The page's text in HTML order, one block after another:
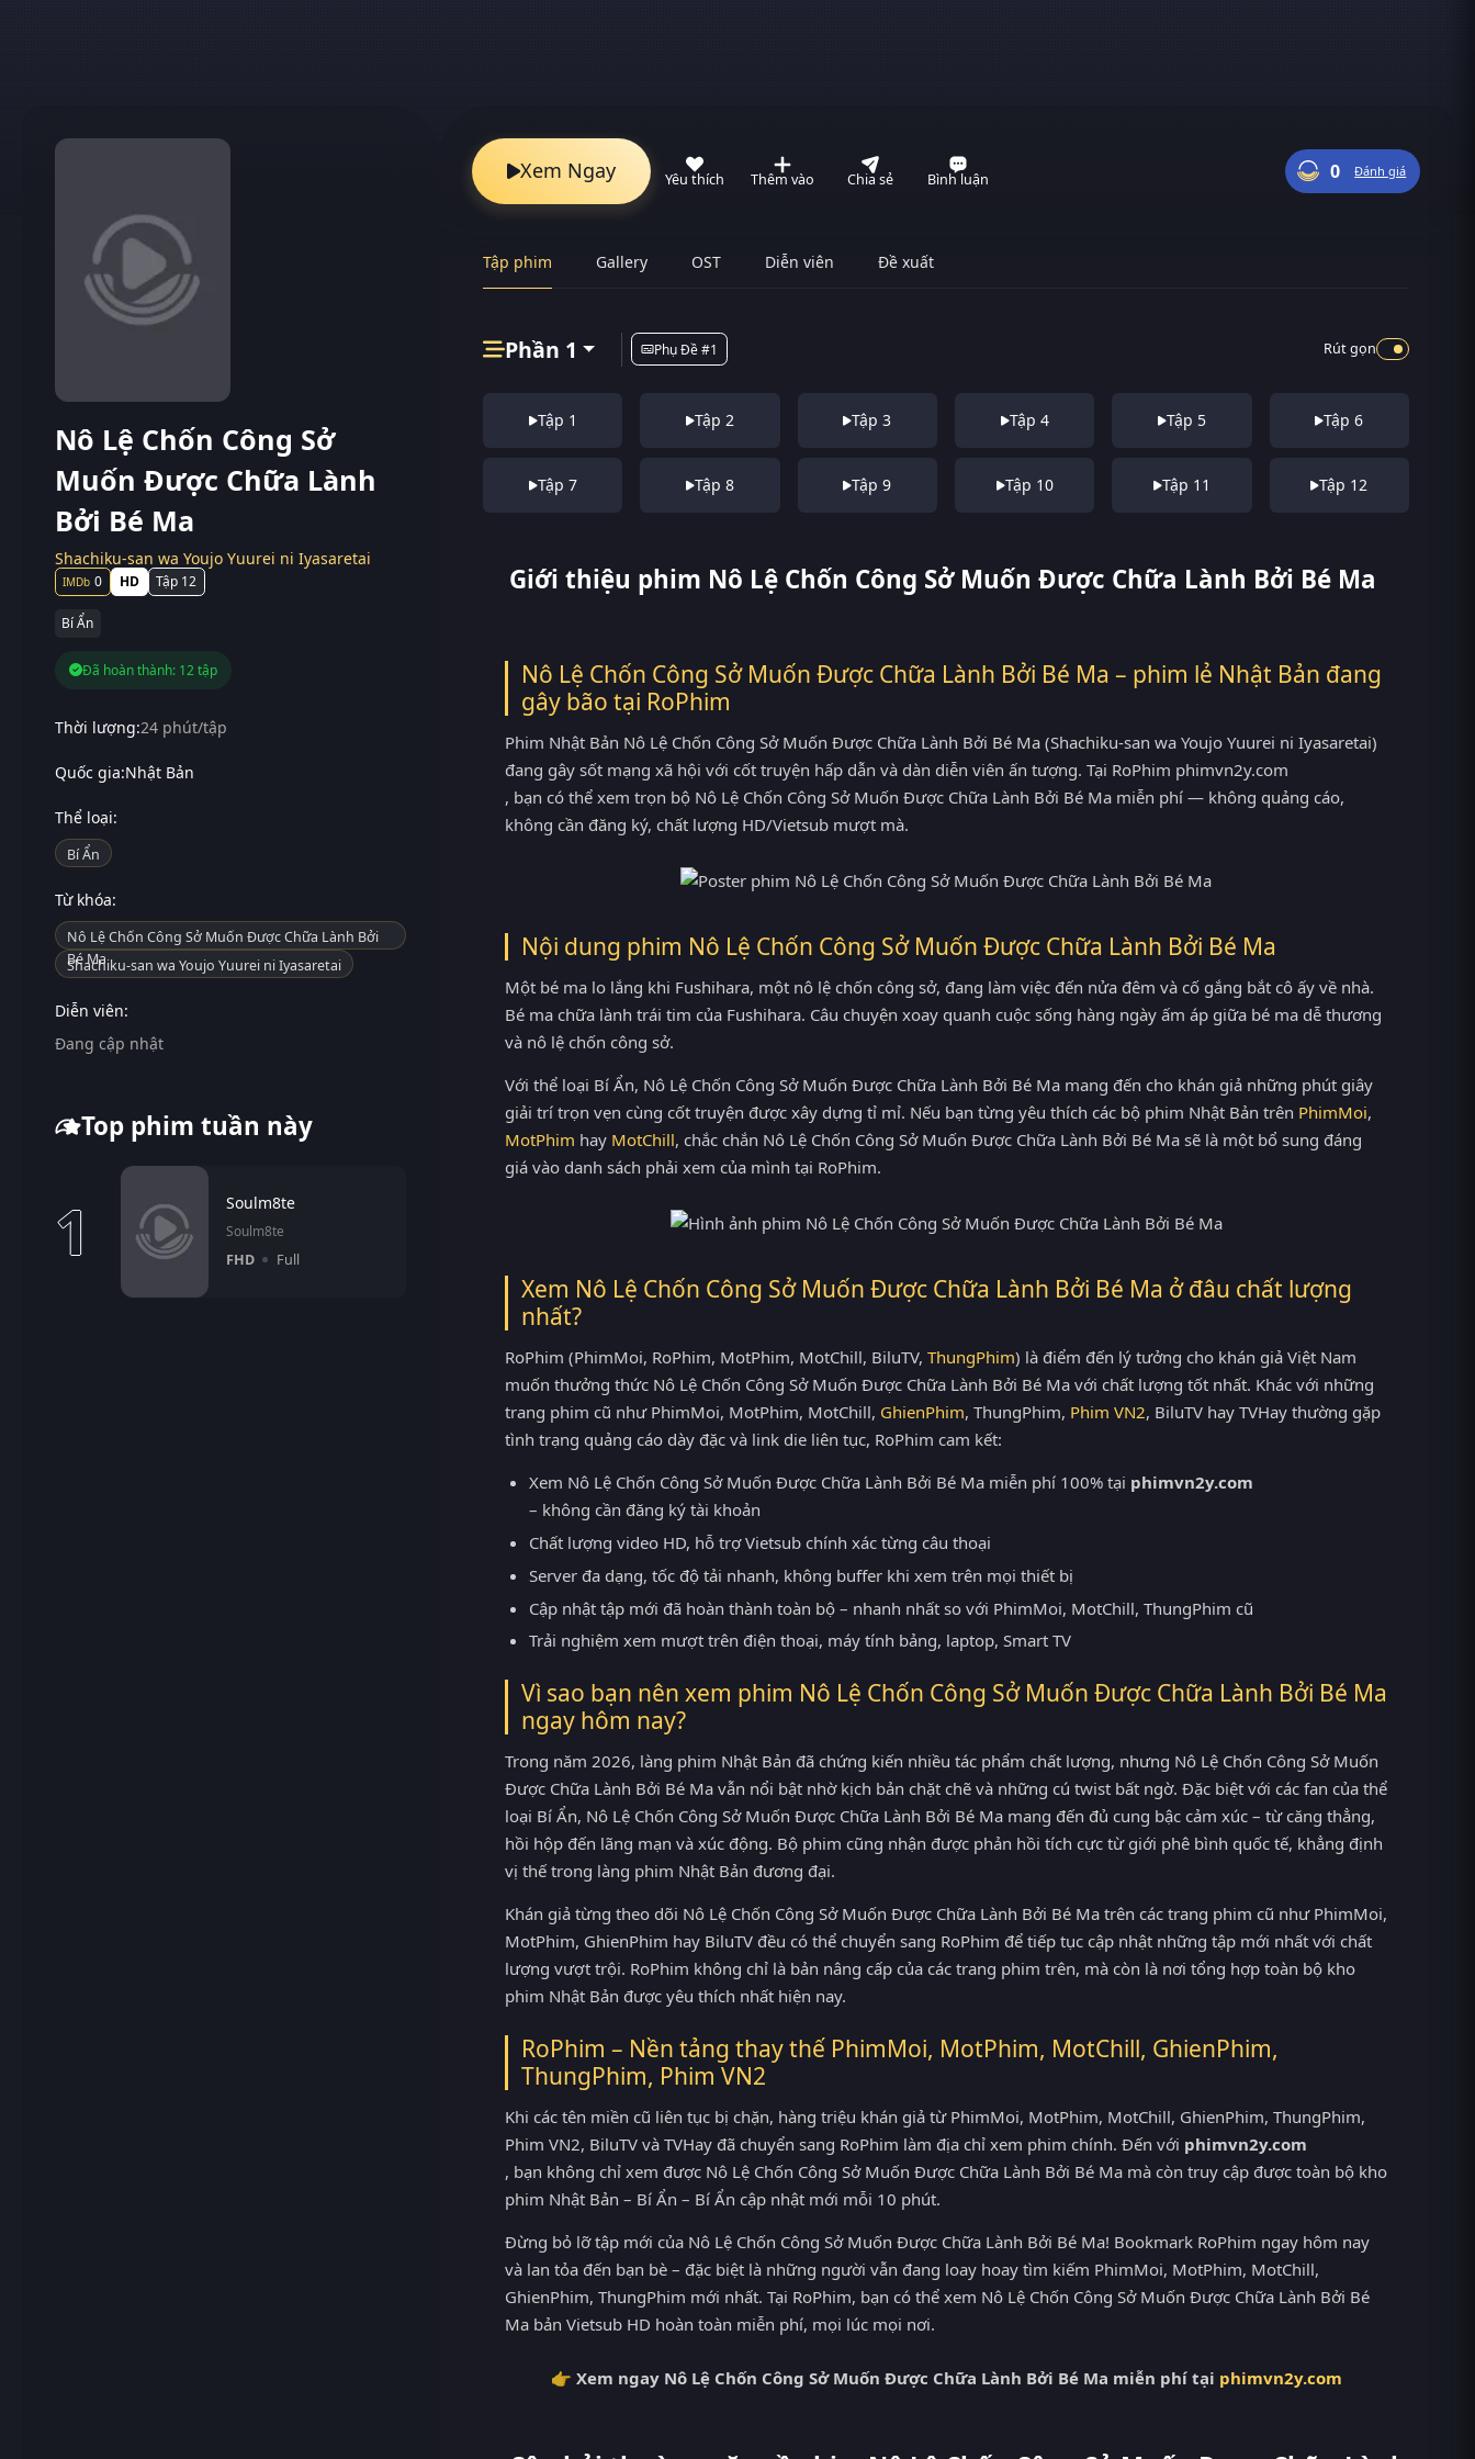
Nô Lệ Chốn Công Sở
Muốn Được Chữa Lành
Bởi Bé Ma
Shachiku-san wa Youjo Yuurei ni Iyasaretai
0 HD Tập 12
Bí Ẩn
Đã hoàn thành: 12 tập
Thời lượng:24 phút/tập
Quốc gia:Nhật Bản
Thể loại:
Bí Ẩn
Từ khóa:
Nô Lệ Chốn Công Sở Muốn Được Chữa Lành Bởi
Bé Ma
Shachiku-san wa Youjo Yuurei ni Iyasaretai
Diễn viên:
Đang cập nhật
Top phim tuần này
1 Soulm8te
Soulm8te
FHD Full
Xem Ngay Yêu thích Thêm vào Chia sẻ Bình luận 0 Đánh giá
Tập phim Gallery OST Diễn viên Đề xuất
Phần 1 Phụ Đề #1 Rút gọn
Tập 1 Tập 2 Tập 3 Tập 4 Tập 5 Tập 6
Tập 7 Tập 8 Tập 9 Tập 10 Tập 11 Tập 12
Giới thiệu phim Nô Lệ Chốn Công Sở Muốn Được Chữa Lành Bởi Bé Ma
Nô Lệ Chốn Công Sở Muốn Được Chữa Lành Bởi Bé Ma – phim lẻ Nhật Bản đang
gây bão tại RoPhim
Phim Nhật Bản Nô Lệ Chốn Công Sở Muốn Được Chữa Lành Bởi Bé Ma (Shachiku-san wa Youjo Yuurei ni Iyasaretai)
đang gây sốt mạng xã hội với cốt truyện hấp dẫn và dàn diễn viên ấn tượng. Tại RoPhim phimvn2y.com
, bạn có thể xem trọn bộ Nô Lệ Chốn Công Sở Muốn Được Chữa Lành Bởi Bé Ma miễn phí — không quảng cáo,
không cần đăng ký, chất lượng HD/Vietsub mượt mà.
Nội dung phim Nô Lệ Chốn Công Sở Muốn Được Chữa Lành Bởi Bé Ma
Một bé ma lo lắng khi Fushihara, một nô lệ chốn công sở, đang làm việc đến nửa đêm và cố gắng bắt cô ấy về nhà.
Bé ma chữa lành trái tim của Fushihara. Câu chuyện xoay quanh cuộc sống hàng ngày ấm áp giữa bé ma dễ thương
và nô lệ chốn công sở.
Với thể loại Bí Ẩn, Nô Lệ Chốn Công Sở Muốn Được Chữa Lành Bởi Bé Ma mang đến cho khán giả những phút giây
giải trí trọn vẹn cùng cốt truyện được xây dựng tỉ mỉ. Nếu bạn từng yêu thích các bộ phim Nhật Bản trên PhimMoi,
MotPhim hay MotChill, chắc chắn Nô Lệ Chốn Công Sở Muốn Được Chữa Lành Bởi Bé Ma sẽ là một bổ sung đáng
giá vào danh sách phải xem của mình tại RoPhim.
Xem Nô Lệ Chốn Công Sở Muốn Được Chữa Lành Bởi Bé Ma ở đâu chất lượng
nhất?
RoPhim (PhimMoi, RoPhim, MotPhim, MotChill, BiluTV, ThungPhim) là điểm đến lý tưởng cho khán giả Việt Nam
muốn thưởng thức Nô Lệ Chốn Công Sở Muốn Được Chữa Lành Bởi Bé Ma với chất lượng tốt nhất. Khác với những
trang phim cũ như PhimMoi, MotPhim, MotChill, GhienPhim, ThungPhim, Phim VN2, BiluTV hay TVHay thường gặp
tình trạng quảng cáo dày đặc và link die liên tục, RoPhim cam kết:
Xem Nô Lệ Chốn Công Sở Muốn Được Chữa Lành Bởi Bé Ma miễn phí 100% tại phimvn2y.com
– không cần đăng ký tài khoản
Chất lượng video HD, hỗ trợ Vietsub chính xác từng câu thoại
Server đa dạng, tốc độ tải nhanh, không buffer khi xem trên mọi thiết bị
Cập nhật tập mới đã hoàn thành toàn bộ – nhanh nhất so với PhimMoi, MotChill, ThungPhim cũ
Trải nghiệm xem mượt trên điện thoại, máy tính bảng, laptop, Smart TV
Vì sao bạn nên xem phim Nô Lệ Chốn Công Sở Muốn Được Chữa Lành Bởi Bé Ma
ngay hôm nay?
Trong năm 2026, làng phim Nhật Bản đã chứng kiến nhiều tác phẩm chất lượng, nhưng Nô Lệ Chốn Công Sở Muốn
Được Chữa Lành Bởi Bé Ma vẫn nổi bật nhờ kịch bản chặt chẽ và những cú twist bất ngờ. Đặc biệt với các fan của thể
loại Bí Ẩn, Nô Lệ Chốn Công Sở Muốn Được Chữa Lành Bởi Bé Ma mang đến đủ cung bậc cảm xúc – từ căng thẳng,
hồi hộp đến lãng mạn và xúc động. Bộ phim cũng nhận được phản hồi tích cực từ giới phê bình quốc tế, khẳng định
vị thế trong làng phim Nhật Bản đương đại.
Khán giả từng theo dõi Nô Lệ Chốn Công Sở Muốn Được Chữa Lành Bởi Bé Ma trên các trang phim cũ như PhimMoi,
MotPhim, GhienPhim hay BiluTV đều có thể chuyển sang RoPhim để tiếp tục cập nhật những tập mới nhất với chất
lượng vượt trội. RoPhim không chỉ là bản nâng cấp của các trang phim trên, mà còn là nơi tổng hợp toàn bộ kho
phim Nhật Bản được yêu thích nhất hiện nay.
RoPhim – Nền tảng thay thế PhimMoi, MotPhim, MotChill, GhienPhim,
ThungPhim, Phim VN2
Khi các tên miền cũ liên tục bị chặn, hàng triệu khán giả từ PhimMoi, MotPhim, MotChill, GhienPhim, ThungPhim,
Phim VN2, BiluTV và TVHay đã chuyển sang RoPhim làm địa chỉ xem phim chính. Đến với phimvn2y.com
, bạn không chỉ xem được Nô Lệ Chốn Công Sở Muốn Được Chữa Lành Bởi Bé Ma mà còn truy cập được toàn bộ kho
phim Nhật Bản – Bí Ẩn – Bí Ẩn cập nhật mới mỗi 10 phút.
Đừng bỏ lỡ tập mới của Nô Lệ Chốn Công Sở Muốn Được Chữa Lành Bởi Bé Ma! Bookmark RoPhim ngay hôm nay
và lan tỏa đến bạn bè – đặc biệt là những người vẫn đang loay hoay tìm kiếm PhimMoi, MotPhim, MotChill,
GhienPhim, ThungPhim mới nhất. Tại RoPhim, bạn có thể xem Nô Lệ Chốn Công Sở Muốn Được Chữa Lành Bởi Bé
Ma bản Vietsub HD hoàn toàn miễn phí, mọi lúc mọi nơi.
👉 Xem ngay Nô Lệ Chốn Công Sở Muốn Được Chữa Lành Bởi Bé Ma miễn phí tại phimvn2y.com